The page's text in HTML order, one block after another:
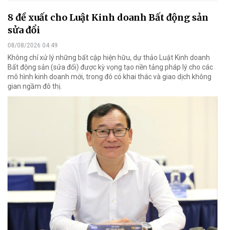
8 đề xuất cho Luật Kinh doanh Bất động sản
sửa đổi
08/08/2026 04:49
Không chỉ xử lý những bất cập hiện hữu, dự thảo Luật Kinh doanh
Bất động sản (sửa đổi) được kỳ vọng tạo nền tảng pháp lý cho các
mô hình kinh doanh mới, trong đó có khai thác và giao dịch không
gian ngầm đô thị.